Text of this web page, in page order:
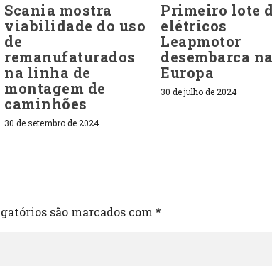
Scania mostra
viabilidade do uso
de
remanufaturados
na linha de
montagem de
caminhões
30 de setembro de 2024
Primeiro lote
elétricos
Leapmotor
desembarca na
Europa
30 de julho de 2024
são marcados com *